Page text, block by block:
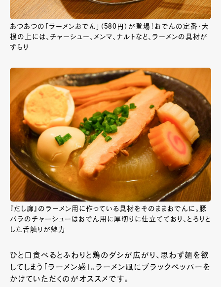
あつあつの「ラーメンおでん」（580円）が登場！おでんの定番・大
根の上には、チャーシュー、メンマ、ナルトなど、ラーメンの具材が
ずらり
『だし廊』のラーメン用に作っている具材をそのままおでんに。豚
バラのチャーシューはおでん用に厚切りに仕立てており、とろりと
した舌触りが魅力
ひと口食べるとふわりと鶏のダシが広がり、思わず麺を欲
してしまう「ラーメン感」。ラーメン風にブラックペッパーを
かけていただくのがオススメです。